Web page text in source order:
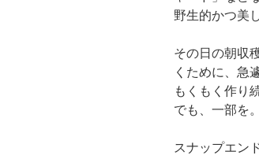
野生的かつ美
その日の朝収
くために、急
もくもく作り
でも、一部を。
スナップエン